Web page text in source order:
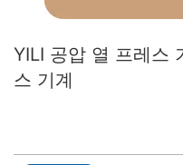
YILI 공압 열 프레스
스 기계